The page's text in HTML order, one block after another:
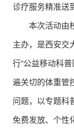
诊疗服务精准送
本次活动由
主办，是西安交
行”公益移动科
遍关切的体重管
问题，以专题科
免费发放、个性